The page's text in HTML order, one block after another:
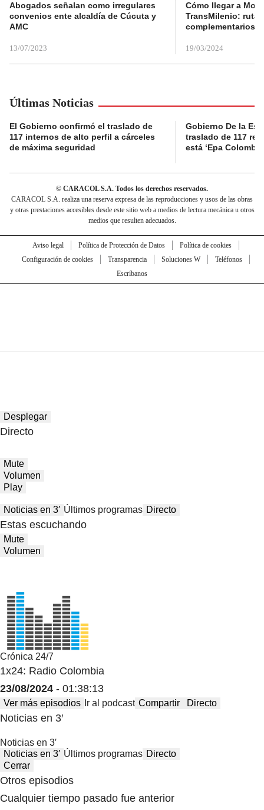
Abogados señalan como irregulares
convenios ente alcaldía de Cúcuta y
AMC
13/07/2023
Cómo llegar a
TransMilenio:
complementarios
19/03/2024
Últimas Noticias
El Gobierno confirmó el traslado de
117 internos de alto perfil a cárceles
de máxima seguridad
Gobierno De la
traslado de 117
está ‘Epa
© CARACOL S.A. Todos los derechos reservados.
CARACOL S.A. realiza una reserva expresa de las reproducciones y usos de las obras
y otras prestaciones accesibles desde este sitio web a medios de lectura mecánica u otros
medios que resulten adecuados.
Aviso legal Política de Protección de Datos
Política de cookies
Configuración de cookies
Transparencia Soluciones W
Teléfonos
Escríbanos
Desplegar
Directo
Mute
Volumen
Play
Noticias en 3′ Últimos programas Directo
Estas escuchando
Mute
Volumen
Crónica 24/7
1x24: Radio Colombia
23/08/2024 - 01:38:13
Ver más episodios Ir al podcast Compartir Directo
Noticias en 3′
Noticias en 3′
Noticias en 3′ Últimos programas Directo
Cerrar
Otros episodios
Cualquier tiempo pasado fue anterior